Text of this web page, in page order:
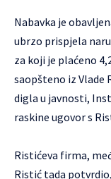
Nabavka je
ubrzo prispjela
za koji je plaćeno
saopšteno iz Vlade
digla u javnosti,
raskine ugovor s
Ristićeva firma,
Ristić tada